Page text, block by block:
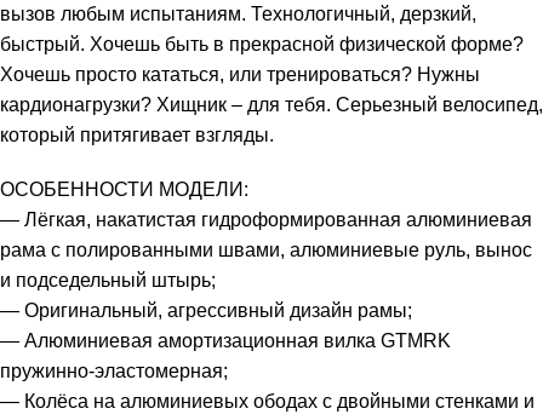
вызов любым испытаниям. Технологичный, дерзкий,
быстрый. Хочешь быть в прекрасной физической форме?
Хочешь просто кататься, или тренироваться? Нужны
кардионагрузки? Хищник – для тебя. Серьезный велосипед,
который притягивает взгляды.
ОСОБЕННОСТИ МОДЕЛИ:
— Лёгкая, накатистая гидроформированная алюминиевая
рама с полированными швами, алюминиевые руль, вынос
и подседельный штырь;
— Оригинальный, агрессивный дизайн рамы;
— Алюминиевая амортизационная вилка GTMRK
пружинно-эластомерная;
— Колёса на алюминиевых ободах с двойными стенками и